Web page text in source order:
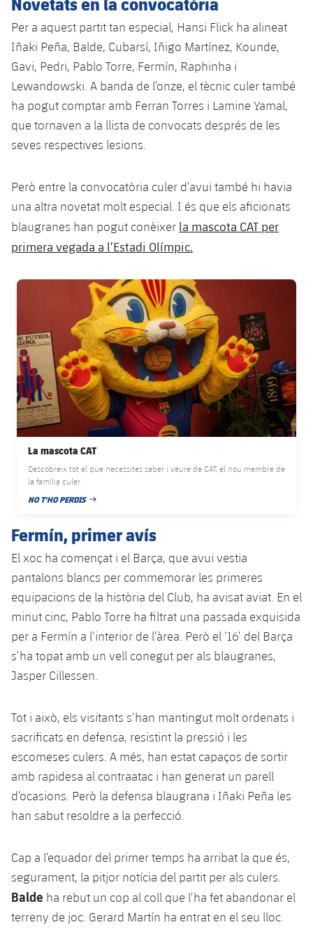
Serveis Mèdics
Accessibilitat
Acreditacions
Instal·lacions
SUB8 B
Fotos
Història
Palmarès
Infantil A
Infantil B
Entrades
Resultats
Jugadors
Palmarès
Calendari
Resultats
Jugadors
plusicon
més
Actualitat
Juvenil
Cadet
Infantil
Campus Verano
PLUSICON
MÉS
Primer equip
plusicon
Actualitat
Calendari
Resultats
Classificació
Jugadors
Fotos
Història
Palmarès
Barça Atlètic
plusicon
més
Actualitat
Calendari
Resultats
Jugadors
Classificació
Base
plusicon
més
Actualitat
Juvenil
Infantil
Aleví
Campus Estiu
Informació general
Notícies
Atletisme
plusicon
més
Actualitat
Masculí
Femení
Agenda
Bàsquet en cadira de rodes
plusicon
més
Actualitat
Jugadors
Calendari
Classificació
Hockey gel
plusicon
més
Actualitat
Jugadors
Resultats
Classificació
Hoquei herba
Hockey Herba Masculí
Hockey Herba Femení
Patinatge artístic
plusicon
més
Actualitat
Plantilla
Agenda
Escola de Patinatge
plusicon
més
Actualitat
Jugadors
Calendari
Resultats
Classificació
Fotos
plusicon
més
Notícies
Voleibol masculí
Voleibol femení
plusicon
més
Apunta't a les amateurs
Carnet de l'Esportista Amateur
League of Legends
VALORANT Rising
VALORANT Game Changers
Per a aquest partit tan especial, Hansi Flick ha alineat
Iñaki Peña, Balde, Cubarsí, Iñigo Martínez, Kounde,
Gavi, Pedri, Pablo Torre, Fermín, Raphinha i
Lewandowski. A banda de l’onze, el tècnic culer també
ha pogut comptar amb Ferran Torres i Lamine Yamal,
que tornaven a la llista de convocats després de les
seves respectives lesions.
Però entre la convocatòria culer d’avui també hi havia
una altra novetat molt especial. I és que els aficionats
blaugranes han pogut conèixer la mascota CAT per
primera vegada a l’Estadi Olímpic.
FC Barcelona club badge
La mascota CAT
Descobreix tot el que necessites saber i veure de CAT, el nou membre de
la família culer
NO T'HO PERDIS
DATA DE PUBLICACIÓ
Fermín, primer avís
El xoc ha començat i el Barça, que avui vestia
pantalons blancs per commemorar les primeres
equipacions de la història del Club, ha avisat aviat. En el
minut cinc, Pablo Torre ha filtrat una passada exquisida
per a Fermín a l’interior de l’àrea. Però el ‘16’ del Barça
s’ha topat amb un vell conegut per als blaugranes,
Jasper Cillessen.
Tot i això, els visitants s’han mantingut molt ordenats i
sacrificats en defensa, resistint la pressió i les
escomeses culers. A més, han estat capaços de sortir
amb rapidesa al contraatac i han generat un parell
d’ocasions. Però la defensa blaugrana i Iñaki Peña les
han sabut resoldre a la perfecció.
Cap a l’equador del primer temps ha arribat la que és,
segurament, la pitjor notícia del partit per als culers.
Balde ha rebut un cop al coll que l’ha fet abandonar el
terreny de joc. Gerard Martín ha entrat en el seu lloc.